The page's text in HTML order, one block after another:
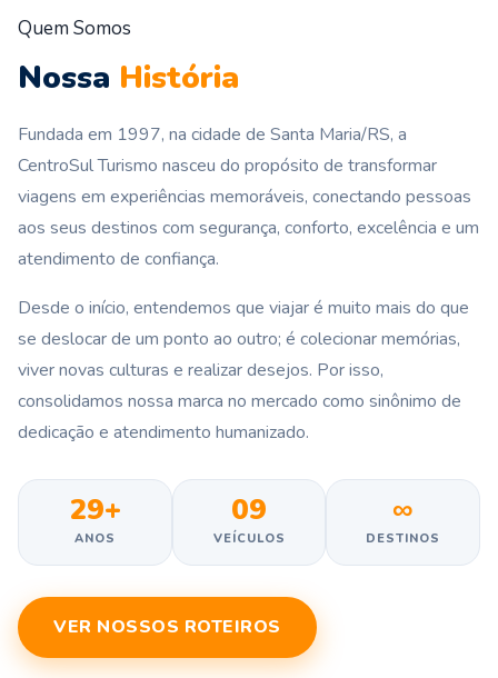
Quem Somos
Nossa História
Fundada em 1997, na cidade de Santa Maria/RS, a
CentroSul Turismo nasceu do propósito de transformar
viagens em experiências memoráveis, conectando pessoas
aos seus destinos com segurança, conforto, excelência e um
atendimento de confiança.
Desde o início, entendemos que viajar é muito mais do que
se deslocar de um ponto ao outro; é colecionar memórias,
viver novas culturas e realizar desejos. Por isso,
consolidamos nossa marca no mercado como sinônimo de
dedicação e atendimento humanizado.
29+
ANOS
09
VEÍCULOS
∞
DESTINOS
VER NOSSOS ROTEIROS